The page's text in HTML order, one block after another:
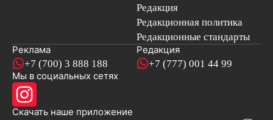
Редакция
Редакционная политика
Редакционные стандарты
Реклама
+7 (700) 3 888 188
Редакция
+7 (777) 001 44 99
Мы в социальных сетях
Скачать наше приложениеновостей